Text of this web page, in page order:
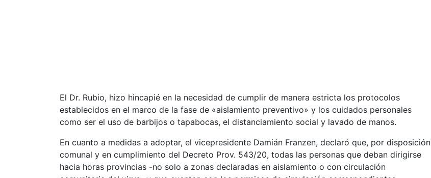
El Dr. Rubio, hizo hincapié en la necesidad de cumplir de manera estricta los protocolos
establecidos en el marco de la fase de «aislamiento preventivo» y los cuidados personales
como ser el uso de barbijos o tapabocas, el distanciamiento social y lavado de manos.
En cuanto a medidas a adoptar, el vicepresidente Damián Franzen, declaró que, por disposición
comunal y en cumplimiento del Decreto Prov. 543/20, todas las personas que deban dirigirse
hacia horas provincias -no solo a zonas declaradas en aislamiento o con circulación